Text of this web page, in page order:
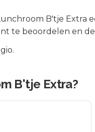
B'tje Extra
te beoordelen en
B'tje Extra?